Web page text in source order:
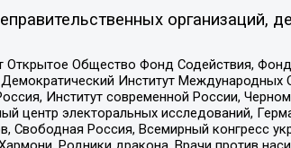
организаций,
Общество Фонд Содействия,
Институт Международных
Институт современной России,
центр электоральных исследований,
Россия, Всемирный конгресс